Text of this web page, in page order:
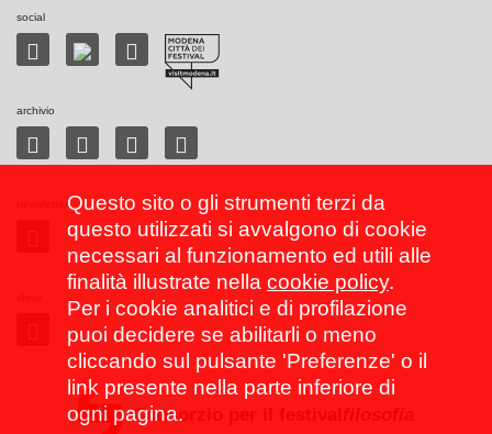
social
archivio
Consorzio per il festival
Questo sito o gli strumenti terzi da
questo utilizzati si avvalgono di cookie
necessari al funzionamento ed utili alle
finalità illustrate nella cookie policy.
Per i cookie analitici e di profilazione
puoi decidere se abilitarli o meno
cliccando sul pulsante 'Preferenze' o il
link presente nella parte inferiore di
ogni pagina.